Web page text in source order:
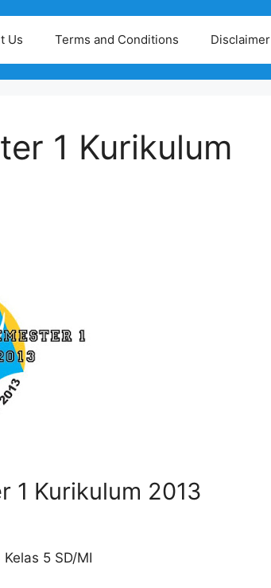
Us Terms and Conditions Disclaimer
1 Kurikulum
1 Kurikulum 2013
5 SD/MI